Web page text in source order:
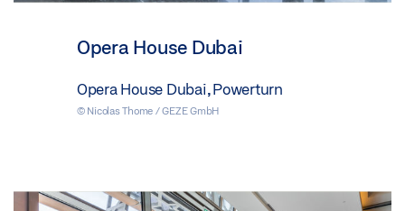
Opera House Dubai
Opera House Dubai, Powerturn
© Nicolas Thome / GEZE GmbH